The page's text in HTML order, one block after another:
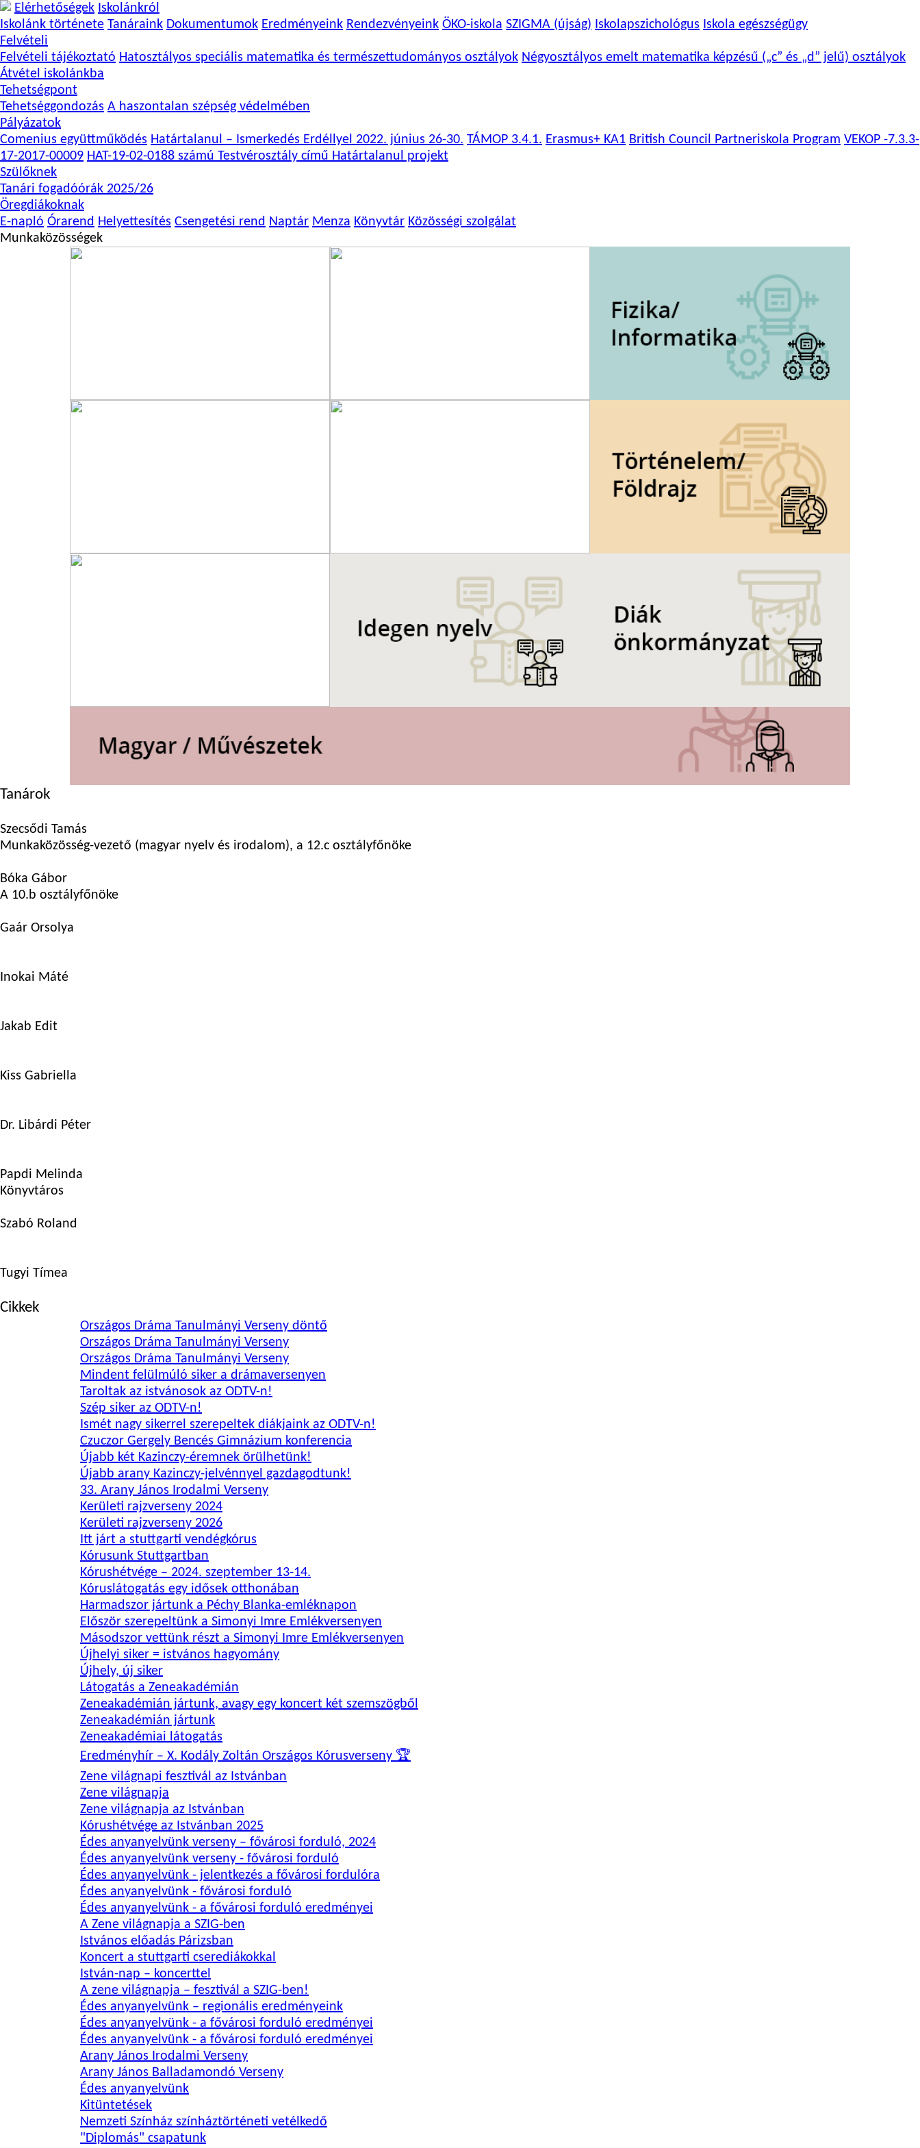
Elérhetőségek Iskolánkról
Iskolánk története Tanáraink Dokumentumok Eredményeink Rendezvényeink ÖKO-iskola SZIGMA (újság) Iskolapszichológus Iskola egészségügy
Felvételi
Felvételi tájékoztató Hatosztályos speciális matematika és természettudományos osztályok Négyosztályos emelt matematika képzésű („c” és „d” jelű) osztályok
Átvétel iskolánkba
Tehetségpont
Tehetséggondozás A haszontalan szépség védelmében
Pályázatok
Comenius együttműködés Határtalanul – Ismerkedés Erdéllyel 2022. június 26-30. TÁMOP 3.4.1. Erasmus+ KA1 British Council Partneriskola Program VEKOP -7.3.3-
17-2017-00009 HAT-19-02-0188 számú Testvérosztály című Határtalanul projekt
Szülőknek
Tanári fogadóórák 2025/26
Öregdiákoknak
E-napló Órarend Helyettesítés Csengetési rend Naptár Menza Könyvtár Közösségi szolgálat
Munkaközösségek
Tanárok
Szecsődi Tamás
Munkaközösség-vezető (magyar nyelv és irodalom), a 12.c osztályfőnöke
Bóka Gábor
A 10.b osztályfőnöke
Gaár Orsolya
Inokai Máté
Jakab Edit
Kiss Gabriella
Dr. Libárdi Péter
Papdi Melinda
Könyvtáros
Szabó Roland
Tugyi Tímea
Cikkek
Országos Dráma Tanulmányi Verseny döntő
Országos Dráma Tanulmányi Verseny
Országos Dráma Tanulmányi Verseny
Mindent felülmúló siker a drámaversenyen
Taroltak az istvánosok az ODTV-n!
Szép siker az ODTV-n!
Ismét nagy sikerrel szerepeltek diákjaink az ODTV-n!
Czuczor Gergely Bencés Gimnázium konferencia
Újabb két Kazinczy-éremnek örülhetünk!
Újabb arany Kazinczy-jelvénnyel gazdagodtunk!
33. Arany János Irodalmi Verseny
Kerületi rajzverseny 2024
Kerületi rajzverseny 2026
Itt járt a stuttgarti vendégkórus
Kórusunk Stuttgartban
Kórushétvége – 2024. szeptember 13-14.
Kóruslátogatás egy idősek otthonában
Harmadszor jártunk a Péchy Blanka-emléknapon
Először szerepeltünk a Simonyi Imre Emlékversenyen
Másodszor vettünk részt a Simonyi Imre Emlékversenyen
Újhelyi siker = istvános hagyomány
Újhely, új siker
Látogatás a Zeneakadémián
Zeneakadémián jártunk, avagy egy koncert két szemszögből
Zeneakadémián jártunk
Zeneakadémiai látogatás
Eredményhír – X. Kodály Zoltán Országos Kórusverseny 🏆
Zene világnapi fesztivál az Istvánban
Zene világnapja
Zene világnapja az Istvánban
Kórushétvége az Istvánban 2025
Édes anyanyelvünk verseny – fővárosi forduló, 2024
Édes anyanyelvünk verseny - fővárosi forduló
Édes anyanyelvünk - jelentkezés a fővárosi fordulóra
Édes anyanyelvünk - fővárosi forduló
Édes anyanyelvünk - a fővárosi forduló eredményei
A Zene világnapja a SZIG-ben
Istvános előadás Párizsban
Koncert a stuttgarti cserediákokkal
István-nap – koncerttel
A zene világnapja – fesztivál a SZIG-ben!
Édes anyanyelvünk – regionális eredményeink
Édes anyanyelvünk - a fővárosi forduló eredményei
Édes anyanyelvünk - a fővárosi forduló eredményei
Arany János Irodalmi Verseny
Arany János Balladamondó Verseny
Édes anyanyelvünk
Kitüntetések
Nemzeti Színház színháztörténeti vetélkedő
"Diplomás" csapatunk